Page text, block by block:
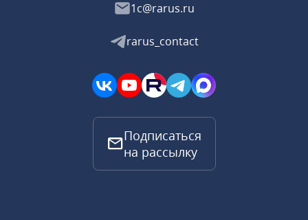
1c@rarus.ru
rarus_contact
Подписаться
на рассылку